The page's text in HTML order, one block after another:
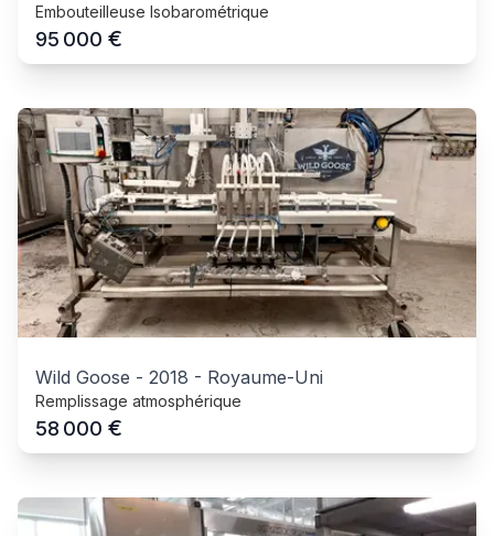
Embouteilleuse Isobarométrique
95 000 €
Wild Goose - 2018 - Royaume-Uni
Remplissage atmosphérique
58 000 €